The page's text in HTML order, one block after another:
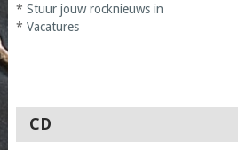
* Stuur jouw rocknieuws in
* Vacatures
CD